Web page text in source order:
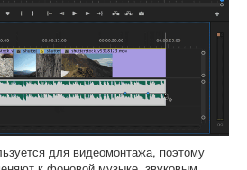
для видеомонтажа, поэтому